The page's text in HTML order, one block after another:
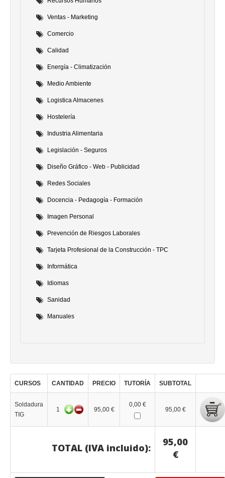
Ventas - Marketing
Comercio
Calidad
Energía - Climatización
Medio Ambiente
Logistica Almacenes
Hostelería
Industria Alimentaria
Legislación - Seguros
Diseño Gráfico - Web - Publicidad
Redes Sociales
Docencia - Pedagogía - Formación
Imagen Personal
Prevención de Riesgos Laborales
Tarjeta Profesional de la Construcción - TPC
Informática
Idiomas
Sanidad
Manuales
CURSOS CANTIDAD PRECIO TUTORÍA SUBTOTAL
Soldadura
TIG
1 95,00 €
0,00 €
95,00 €
TOTAL (IVA incluido):
95,00
€